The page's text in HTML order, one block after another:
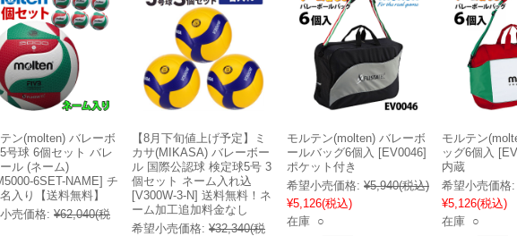
ン(molten) バレーボ
号球 6個セット バレ
ル (ネーム)
6SET-NAME] チ
入り【送料無料】
売価格: ¥62,040(税
【8月下旬値上げ予定】ミ
カサ(MIKASA) バレーボー
ル 国際公認球 検定球5号 3
個セット ネーム入れ込
[V300W-3-N] 送料無料！ネ
ーム加工追加料金なし
希望小売価格: ¥32,340(税
モルテン(molten) バレーボ
ールバッグ6個入 [EV0046]
ポケット付き
希望小売価格: ¥5,940(税込)
¥5,126(税込)
在庫 ○
モルテン
ッグ6個入
内蔵
希望小売価格:
¥5,126(税込)
在庫 ○